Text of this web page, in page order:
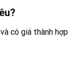
có giá thành hợp